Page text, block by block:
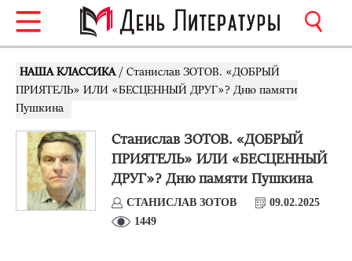
НАША КЛАССИКА / Станислав ЗОТОВ. «ДОБРЫЙ
ПРИЯТЕЛЬ» ИЛИ «БЕСЦЕННЫЙ ДРУГ»? Дню памяти
Пушкина
Станислав ЗОТОВ. «ДОБРЫЙ
ПРИЯТЕЛЬ» ИЛИ «БЕСЦЕННЫЙ
ДРУГ»? Дню памяти Пушкина
СТАНИСЛАВ ЗОТОВ
09.02.2025
1449